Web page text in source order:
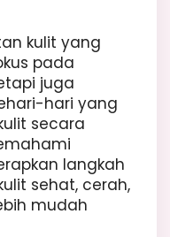
kulit yang
pada
juga
hari yang
secara
langkah
sehat, cerah,
mudah